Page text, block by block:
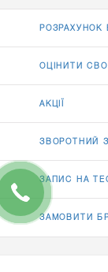
РОЗРАХУНОК
ОЦІНИТИ
АКЦІЇ
ЗВОРОТНИЙ
ЗАПИС НА
ЗАМОВИТИ